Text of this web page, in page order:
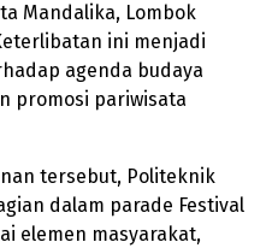
Mandalika, Lombok
ini menjadi
agenda budaya
promosi pariwisata
tersebut, Politeknik
dalam parade Festival
elemen masyarakat,